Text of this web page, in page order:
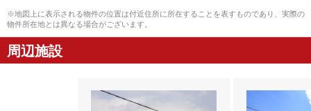
※地図上に表示される物件の位置は付近住所に所在することを表すものであり、実際の
物件所在地とは異なる場合がございます。
周辺施設